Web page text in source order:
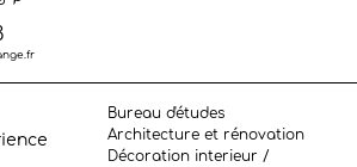
Bureau d'études
Architecture et rénovation
Décoration interieur /